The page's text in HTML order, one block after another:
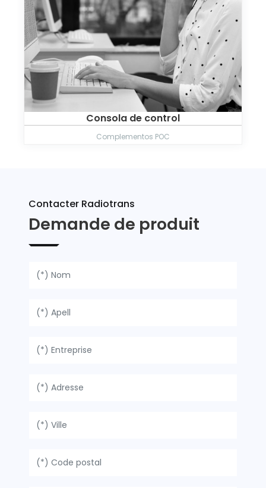
Consola de control
Complementos POC
Contacter Radiotrans
Demande de produit